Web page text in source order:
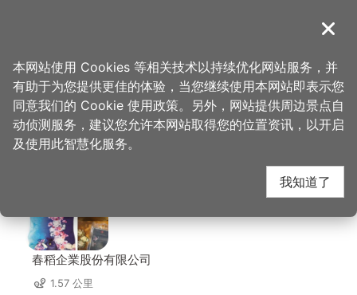
導覽
首页 > 想去的地方 > 住宿 > 乔爵旅居
乔爵旅居 周边店家
春稻企業股份有限公司
1.57 公里
关闭
本网站使用 Cookies 等相关技术以持续优化网站服务，并
有助于为您提供更佳的体验，当您继续使用本网站即表示您
同意我们的 Cookie 使用政策。另外，网站提供周边景点自
动侦测服务，建议您允许本网站取得您的位置资讯，以开启
及使用此智慧化服务。
我知道了